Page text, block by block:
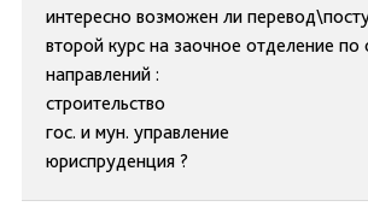
интересно возможен ли
второй курс на заочное отделение по
направлений :
строительство
гос. и мун. управление
юриспруденция ?